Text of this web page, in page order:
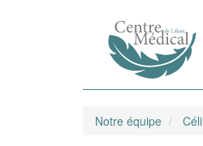
Main
Notre équipe